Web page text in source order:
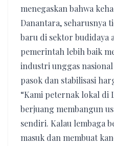
menegaskan bahwa
Danantara, seharusnya
baru di sektor budidaya
pemerintah lebih baik
industri unggas
pasok dan stabilisasi
“Kami peternak lokal di
berjuang membangun
sendiri. Kalau lembaga
masuk dan membuat